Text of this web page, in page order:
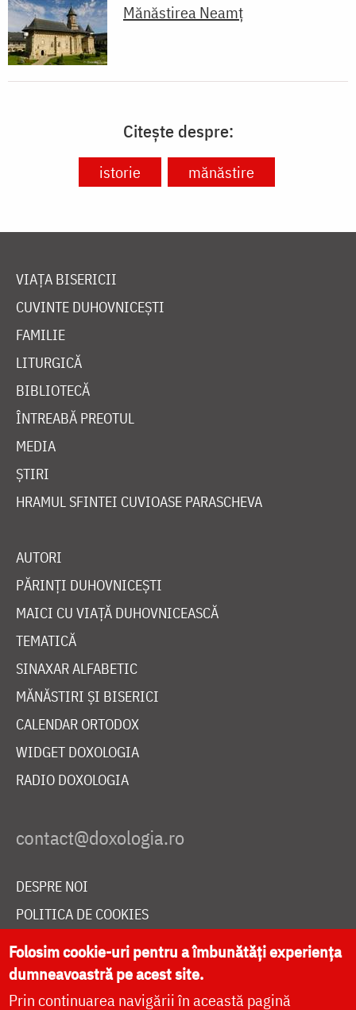
Mănăstirea Neamţ
Citește despre:
istorie mănăstire
VIAȚA BISERICII
CUVINTE DUHOVNICEȘTI
FAMILIE
LITURGICĂ
BIBLIOTECĂ
ÎNTREABĂ PREOTUL
MEDIA
ȘTIRI
HRAMUL SFINTEI CUVIOASE PARASCHEVA
AUTORI
PĂRINȚI DUHOVNICEȘTI
MAICI CU VIAȚĂ DUHOVNICEASCĂ
TEMATICĂ
SINAXAR ALFABETIC
MĂNĂSTIRI ȘI BISERICI
CALENDAR ORTODOX
WIDGET DOXOLOGIA
RADIO DOXOLOGIA
DESPRE NOI
POLITICA DE COOKIES
DONEAZĂ ONLINE PENTRU CATEDRALA NAȚIONALĂ
LIVE
Folosim cookie-uri pentru a îmbunătăți experiența
dumneavoastră pe acest site.
Prin continuarea navigării în această pagină